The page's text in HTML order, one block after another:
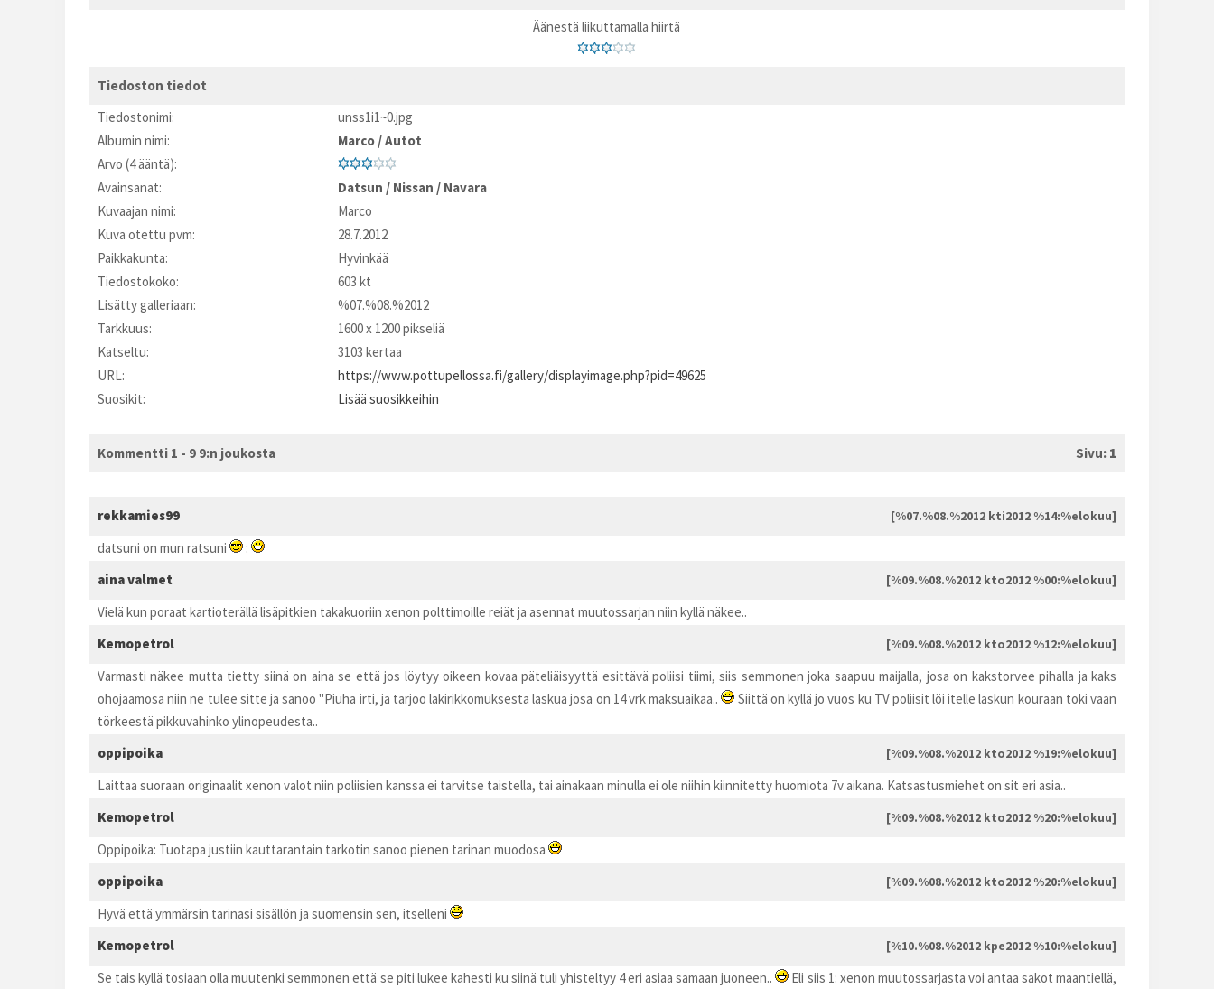
Äänestä liikuttamalla hiirtä
Tiedoston tiedot
Tiedostonimi:
unss1i1~0.jpg
Albumin nimi:
Marco /Autot
Arvo (4 ääntä):
Avainsanat:
Datsun / Nissan / Navara
Kuvaajan nimi:
Marco
Kuva otettu pvm:
28.7.2012
Paikkakunta:
Hyvinkää
Tiedostokoko:
603 kt
Lisätty galleriaan:
%07.%08.%2012
Tarkkuus:
1600 x 1200 pikseliä
Katseltu:
3103 kertaa
URL:
https://www.pottupellossa.fi/gallery/displayimage.php?pid=49625
Suosikit:
Lisää suosikkeihin
Kommentti 1 - 9 9:n joukosta Sivu: 1
rekkamies99 [%07.%08.%2012 kti2012 %14:%elokuu]
datsuni on mun ratsuni
:
aina valmet
[%09.%08.%2012 kto2012 %00:%elokuu]
Vielä kun poraat kartioterällä lisäpitkien takakuoriin xenon polttimoille reiät ja asennat muutossarjan niin kyllä näkee..
Kemopetrol
[%09.%08.%2012 kto2012 %12:%elokuu]
Varmasti näkee mutta tietty siinä on aina se että jos löytyy oikeen kovaa päteliäisyyttä esittävä poliisi tiimi, siis semmonen joka saapuu maijalla, josa on kakstorvee pihalla ja kaks
ohojaamosa niin ne tulee sitte ja sanoo "Piuha irti, ja tarjoo lakirikkomuksesta laskua josa on 14 vrk maksuaikaa..
Siittä on kyllä jo vuos ku TV poliisit löi itelle laskun kouraan toki vaan
törkeestä pikkuvahinko ylinopeudesta..
oppipoika
[%09.%08.%2012 kto2012 %19:%elokuu]
Laittaa suoraan originaalit xenon valot niin poliisien kanssa ei tarvitse taistella, tai ainakaan minulla ei ole niihin kiinnitetty huomiota 7v aikana. Katsastusmiehet on sit eri asia..
Kemopetrol
[%09.%08.%2012 kto2012 %20:%elokuu]
Oppipoika: Tuotapa justiin kauttarantain tarkotin sanoo pienen tarinan muodosa
oppipoika
[%09.%08.%2012 kto2012 %20:%elokuu]
Hyvä että ymmärsin tarinasi sisällön ja suomensin sen, itselleni
Kemopetrol
[%10.%08.%2012 kpe2012 %10:%elokuu]
Se tais kyllä tosiaan olla muutenki semmonen että se piti lukee kahesti ku siinä tuli yhisteltyy 4 eri asiaa samaan juoneen.. Eli siis 1: xenon muutossarjasta voi antaa sakot maantiellä,